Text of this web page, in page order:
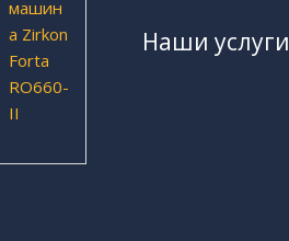
Наши услуги